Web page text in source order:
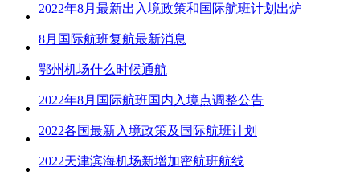
2022年8月最新出入境政策和国际航班计划出炉
8月国际航班复航最新消息
鄂州机场什么时候通航
2022年8月国际航班国内入境点调整公告
2022各国最新入境政策及国际航班计划
2022天津滨海机场新增加密航班航线